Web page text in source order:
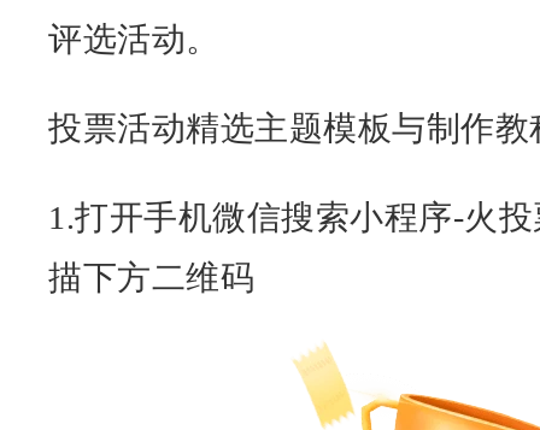
评选活动。
投票活动精选主题模板与制作教
1.打开手机微信搜索小程序-火
描下方二维码